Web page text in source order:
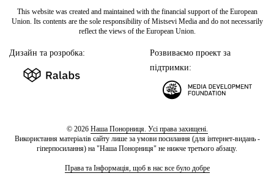
This website was created and maintained with the financial support of the European
Union. Its contents are the sole responsibility of Mistsevi Media and do not necessarily
reflect the views of the European Union.
Дизайн та розробка:
Розвиваємо проект за
підтримки:
© 2026 Наша Понорниця. Усі права захищені.
Використання матеріалів сайту лише за умови посилання (для інтернет-видань -
гіперпосилання) на "Наша Понорниця" не нижче третього абзацу.
Права та Інформація, щоб в нас все було добре